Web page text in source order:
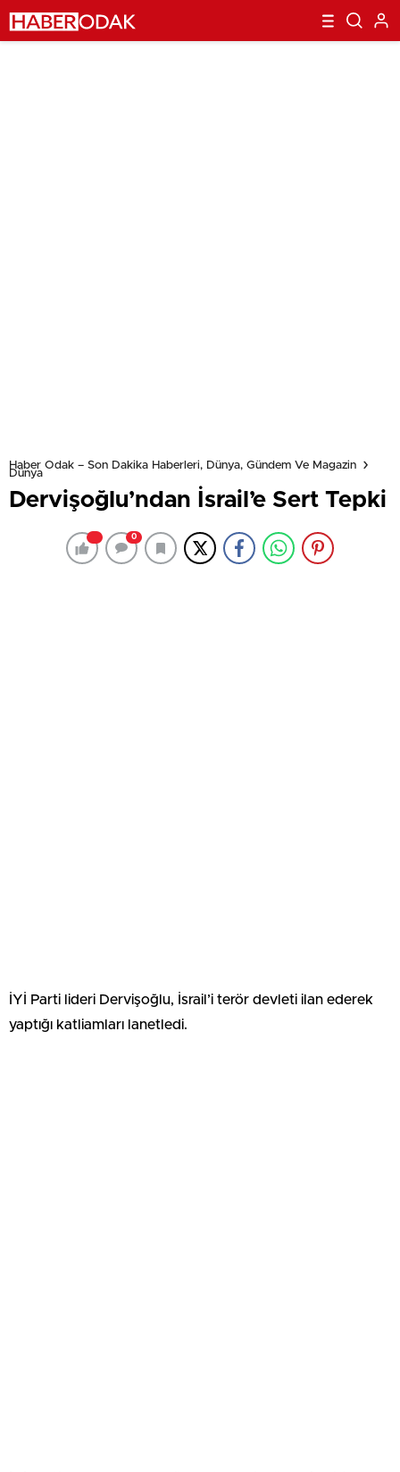
Haber Odak – Son Dakika Haberleri, Dünya, Gündem Ve Magazin
Dünya
Dervişoğlu’ndan İsrail’e Sert Tepki
0
İYİ Parti lideri Dervişoğlu, İsrail’i terör devleti ilan ederek
yaptığı katliamları lanetledi.